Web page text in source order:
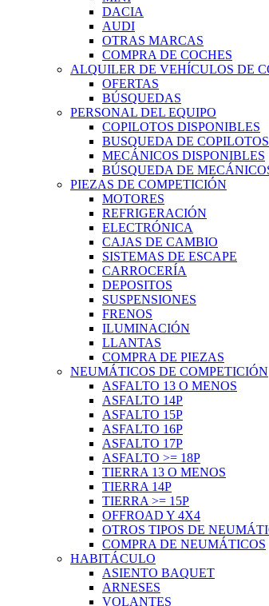
DACIA
AUDI
OTRAS MARCAS
COMPRA DE COCHES
ALQUILER DE VEHÍCULOS DE
OFERTAS
BÚSQUEDAS
PERSONAL DEL EQUIPO
COPILOTOS DISPONIBLES
BUSQUEDA DE COPILOTOS
MECÁNICOS DISPONIBLES
BÚSQUEDA DE
PIEZAS DE COMPETICIÓN
MOTORES
REFRIGERACIÓN
ELECTRÓNICA
CAJAS DE CAMBIO
SISTEMAS DE ESCAPE
CARROCERÍA
DEPOSITOS
SUSPENSIONES
FRENOS
ILUMINACIÓN
LLANTAS
COMPRA DE PIEZAS
NEUMÁTICOS DE COMPETICIÓN
ASFALTO 13 O MENOS
ASFALTO 14P
ASFALTO 15P
ASFALTO 16P
ASFALTO 17P
ASFALTO >= 18P
TIERRA 13 O MENOS
TIERRA 14P
TIERRA >= 15P
OFFROAD Y 4X4
OTROS TIPOS DE
COMPRA DE NEUMÁTICOS
HABITÁCULO
ASIENTO BAQUET
ARNESES
VOLANTES